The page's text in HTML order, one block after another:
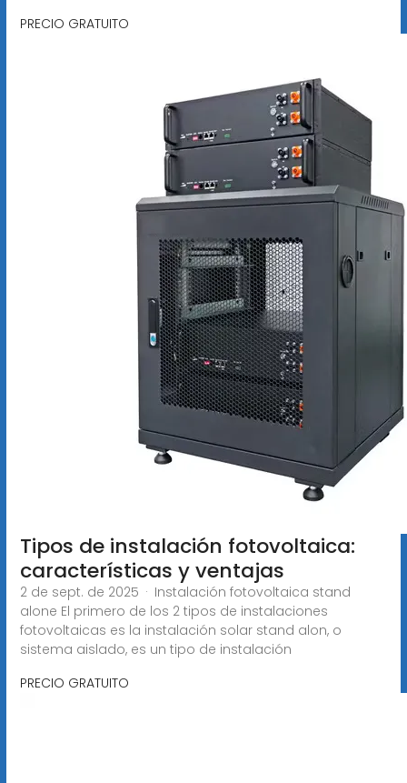
PRECIO GRATUITO
Tipos de instalación fotovoltaica:
características y ventajas
2 de sept. de 2025 · Instalación fotovoltaica stand
alone El primero de los 2 tipos de instalaciones
fotovoltaicas es la instalación solar stand alon, o
sistema aislado, es un tipo de instalación
PRECIO GRATUITO